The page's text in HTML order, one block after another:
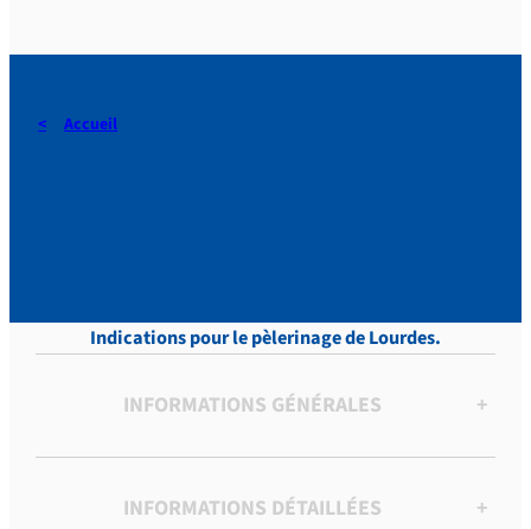
Accueil
Indications pour le pèlerinage de Lourdes.
INFORMATIONS GÉNÉRALES +
INFORMATIONS DÉTAILLÉES +